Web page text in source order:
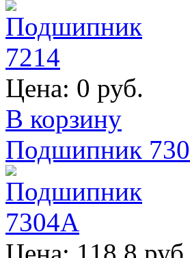
Цена: 0 руб.
В корзину
Подшипник